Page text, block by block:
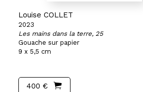
Louise COLLET
2023
Les mains dans la terre, 25
Gouache sur papier
9 x 5,5 cm
400 €